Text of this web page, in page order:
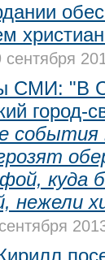
сентября
СМИ: "В
город-
события
куда
нежели